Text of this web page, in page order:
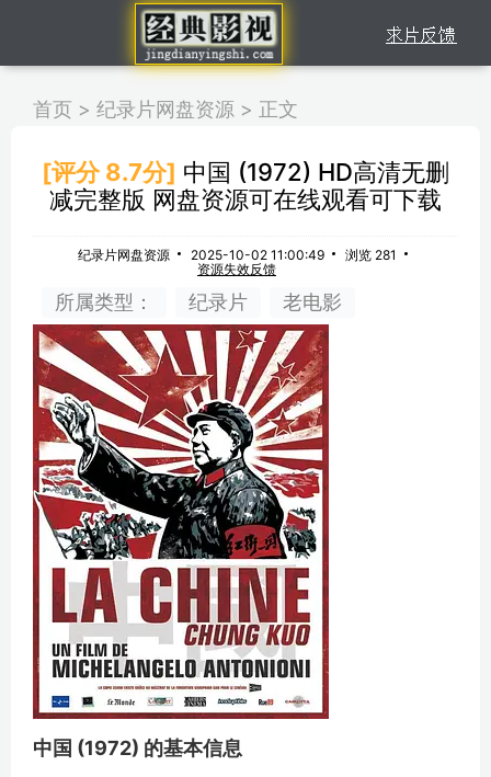
首页 > 纪录片网盘资源 > 正文
[评分 8.7分] 中国 (1972) HD高清无删
减完整版 网盘资源可在线观看可下载
纪录片网盘资源 2025-10-02 11:00:49
浏览 281
资源失效反馈
所属类型： 纪录片 老电影
中国 (1972) 的基本信息